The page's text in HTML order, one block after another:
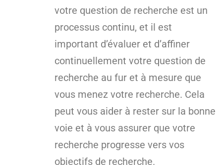
votre question de recherche est un
processus continu, et il est
important d’évaluer et d’affiner
continuellement votre question de
recherche au fur et à mesure que
vous menez votre recherche. Cela
peut vous aider à rester sur la bonne
voie et à vous assurer que votre
recherche progresse vers vos
objectifs de recherche.